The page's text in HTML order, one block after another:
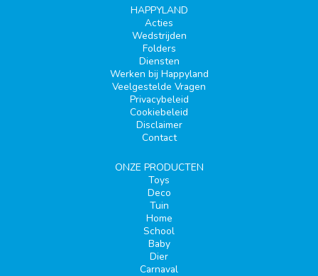
HAPPYLAND
Acties
Wedstrijden
Folders
Diensten
Werken bij Happyland
Veelgestelde Vragen
Privacybeleid
Cookiebeleid
Disclaimer
Contact
ONZE PRODUCTEN
Toys
Deco
Tuin
Home
School
Baby
Dier
Carnaval